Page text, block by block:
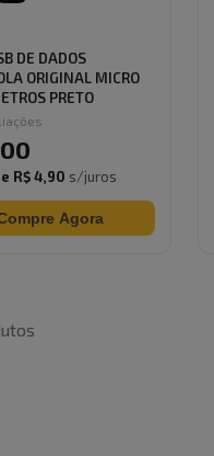
DE DADOS
ORIGINAL MICRO
PRETO
00
R$ 4,90 s/juros
Agora